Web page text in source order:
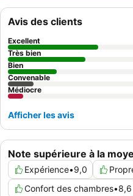
buffet varié
. Pour profiter
demander une chambre située
Note supérieure à la
Expérience•9,0
Confort des chambres•8,6
Avis des clients
Excellent
Très bien
Bien
Convenable
Médiocre
Afficher les avis